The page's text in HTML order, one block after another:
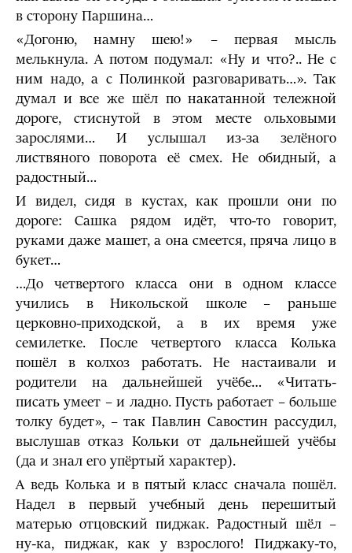
в сторону Паршина…
«Догоню, намну шею!» – первая мысль
мелькнула. А потом подумал: «Ну и что?.. Не с
ним надо, а с Полинкой разговаривать…». Так
думал и все же шёл по накатанной тележной
дороге, стиснутой в этом месте ольховыми
зарослями… И услышал из-за зелёного
листвяного поворота её смех. Не обидный, а
радостный…
И видел, сидя в кустах, как прошли они по
дороге: Сашка рядом идёт, что-то говорит,
руками даже машет, а она смеется, пряча лицо в
букет…
…До четвертого класса они в одном классе
учились в Никольской школе – раньше
церковно-приходской, а в их время уже
семилетке. После четвертого класса Колька
пошёл в колхоз работать. Не настаивали и
родители на дальнейшей учёбе… «Читать-
писать умеет – и ладно. Пусть работает – больше
толку будет», – так Павлин Савостин рассудил,
выслушав отказ Кольки от дальнейшей учёбы
(да и знал его упёртый характер).
А ведь Колька и в пятый класс сначала пошёл.
Надел в первый учебный день перешитый
матерью отцовский пиджак. Радостный шёл –
ну-ка, пиджак, как у взрослого! Пиджаку-то,